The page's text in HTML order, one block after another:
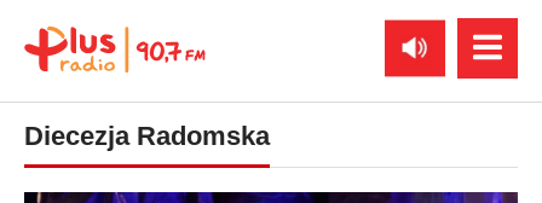
Diecezja Radomska